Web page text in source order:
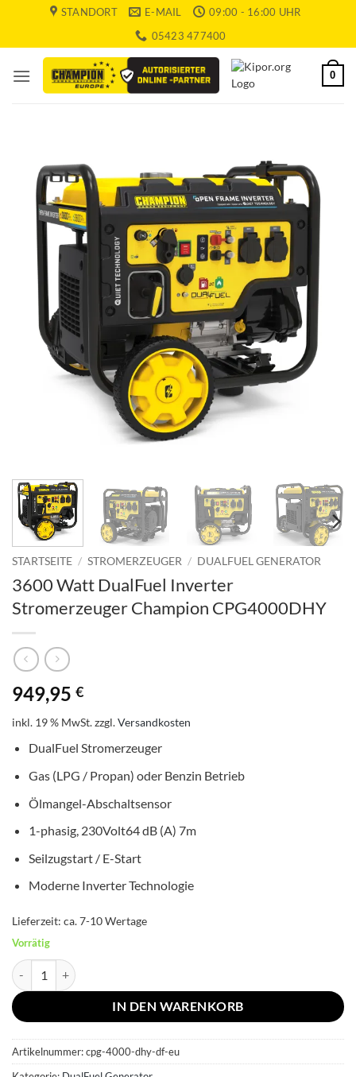
springen
STANDORT E-MAIL
09:00 - 16:00 UHR
05423 477400
0
STARTSEITE / STROMERZEUGER / DUALFUEL GENERATOR
3600 Watt DualFuel Inverter
Stromerzeuger Champion CPG4000DHY
949,95 €
inkl. 19 % MwSt.zzgl.Versandkosten
DualFuel Stromerzeuger
Gas (LPG / Propan) oder Benzin Betrieb
Ölmangel-Abschaltsensor
1-phasig, 230Volt64 dB (A) 7m
Seilzugstart / E-Start
Moderne Inverter Technologie
Lieferzeit: ca. 7-10 Wertage
Vorrätig
3600 Watt DualFuel Inverter Stromerzeuger Champion
IN DEN WARENKORB
Artikelnummer:cpg-4000-dhy-df-eu